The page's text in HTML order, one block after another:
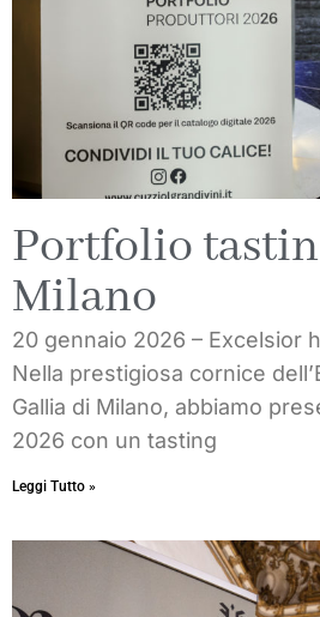
Portfolio
Milano
20 gennaio 2026 – Excelsior
Nella prestigiosa cornice
Gallia di Milano, abbiamo
2026 con un tasting
Leggi Tutto »